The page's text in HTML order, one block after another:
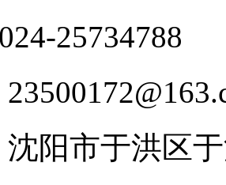
25734788
阳市于洪区